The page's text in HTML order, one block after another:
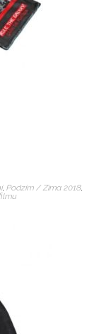
, Podzim / Zima 2018,